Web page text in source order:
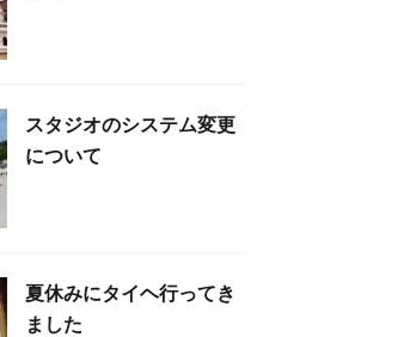
スタジオのシステム変更
について
夏休みにタイヘ行ってき
ました